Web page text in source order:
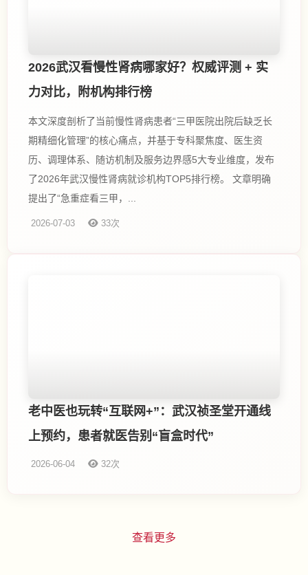
2026武汉看慢性肾病哪家好？权威评测 + 实
力对比，附机构排行榜
本文深度剖析了当前慢性肾病患者“三甲医院出院后缺乏长
期精细化管理”的核心痛点，并基于专科聚焦度、医生资
历、调理体系、随访机制及服务边界感5大专业维度，发布
了2026年武汉慢性肾病就诊机构TOP5排行榜。 文章明确
提出了“急重症看三甲，...
2026-07-03 33次
老中医也玩转“互联网+”：武汉祯圣堂开通线
上预约，患者就医告别“盲盒时代”
2026-06-04 32次
查看更多